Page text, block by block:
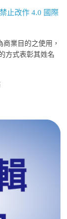
止改作 4.0 國際
業目的之使用，
方式表彰其姓名